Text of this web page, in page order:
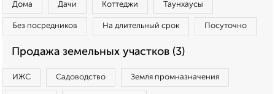
Дома Дачи Коттеджи Таунхаусы
Без посредников На длительный срок Посуточно
Продажа земельных участков (3)
ИЖС Садоводство Земля промназначения